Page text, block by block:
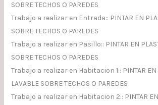
SOBRE TECHOS O PAREDES
Trabajo a realizar en Entrada:: PINTAR EN
SOBRE TECHOS O PAREDES
Trabajo a realizar en Pasillo:: PINTAR EN
SOBRE TECHOS O PAREDES
Trabajo a realizar en Habitacion 1:: PINTAR EN
LAVABLE SOBRE TECHOS O PAREDES
Trabajo a realizar en Habitacion 2:: PINTAR EN